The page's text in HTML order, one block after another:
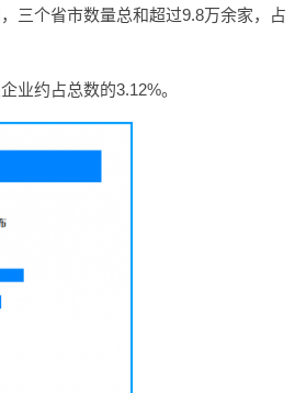
三个省市数量总和超过9.8万余家，占
业约占总数的3.12%。